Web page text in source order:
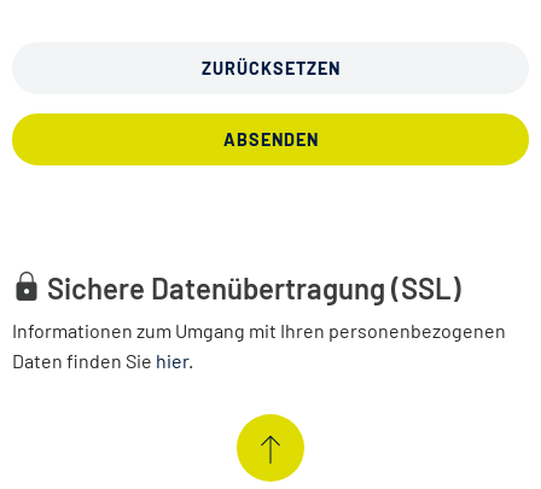
ZURÜCKSETZEN
ABSENDEN
Sichere Datenübertragung (SSL)
Informationen zum Umgang mit Ihren personenbezogenen
Daten finden Sie hier.